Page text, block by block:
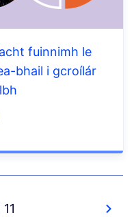
fuinnimh le
bhail i gcroílár